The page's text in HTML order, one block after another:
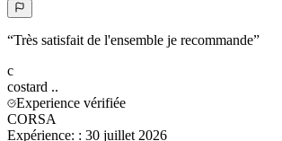
“Très satisfait de l'ensemble je recommande”
c
costard ..
Experience vérifiée
CORSA
Expérience: : 30 juillet 2026